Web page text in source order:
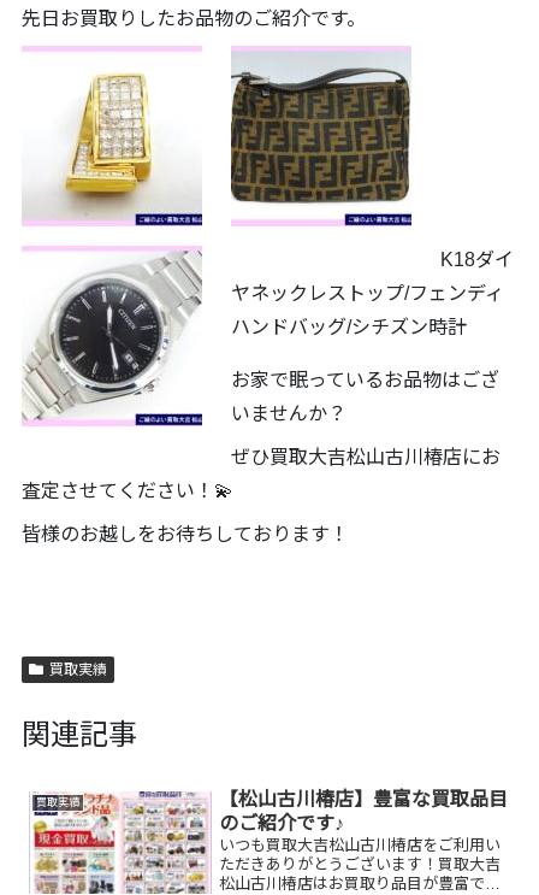
先日お買取りしたお品物のご紹介です。
K18ダイ
ヤネックレストップ/フェンディ
ハンドバッグ/シチズン時計
お家で眠っているお品物はござ
いませんか？
ぜひ買取大吉松山古川椿店にお
査定させてください！💫
皆様のお越しをお待ちしております！
買取実績
関連記事
買取実績
【松山古川椿店】豊富な買取品目
のご紹介です♪
いつも買取大吉松山古川椿店をご利用い
ただきありがとうございます！買取大吉
松山古川椿店はお買取り品目が豊富で